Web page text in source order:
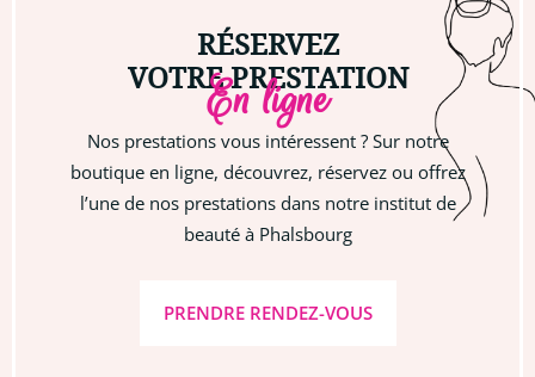
RÉSERVEZ
VOTRE PRESTATION
En ligne
Nos prestations vous intéressent ? Sur notre
boutique en ligne, découvrez, réservez ou offrez
l’une de nos prestations dans notre institut de
beauté à Phalsbourg
PRENDRE RENDEZ-VOUS